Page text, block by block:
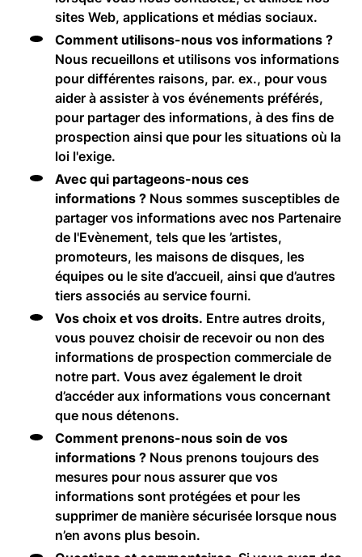
sites Web, applications et médias sociaux.
Comment utilisons-nous vos informations ?
Nous recueillons et utilisons vos informations
pour différentes raisons, par. ex., pour vous
aider à assister à vos événements préférés,
pour partager des informations, à des fins de
prospection ainsi que pour les situations où la
loi l'exige.
Avec qui partageons-nous ces
informations ? Nous sommes susceptibles de
partager vos informations avec nos Partenaire
de l'Evènement, tels que les ’artistes,
promoteurs, les maisons de disques, les
équipes ou le site d’accueil, ainsi que d’autres
tiers associés au service fourni.
Vos choix et vos droits. Entre autres droits,
vous pouvez choisir de recevoir ou non des
informations de prospection commerciale de
notre part. Vous avez également le droit
d’accéder aux informations vous concernant
que nous détenons.
Comment prenons-nous soin de vos
informations ? Nous prenons toujours des
mesures pour nous assurer que vos
informations sont protégées et pour les
supprimer de manière sécurisée lorsque nous
n’en avons plus besoin.